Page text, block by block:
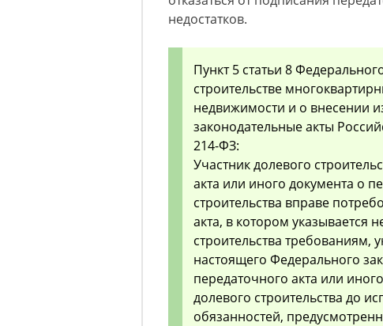
недостатков.
Пункт 5 статьи 8
строительстве
недвижимости и о внесении
законодательные акты
214-ФЗ:
Участник долевого
акта или иного документа о
строительства вправе
акта, в котором указывается
строительства требованиям,
настоящего Федерального
передаточного акта или
долевого строительства до
обязанностей,